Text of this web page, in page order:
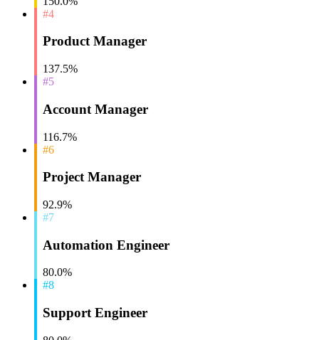
#4
Product Manager
137.5%
#5
Account Manager
116.7%
#6
Project Manager
92.9%
#7
Automation Engineer
80.0%
#8
Support Engineer